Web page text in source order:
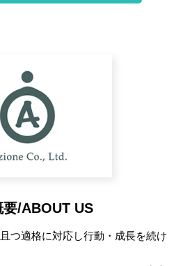
要/ABOUT US
つ適格に対応し行動・成長を続け